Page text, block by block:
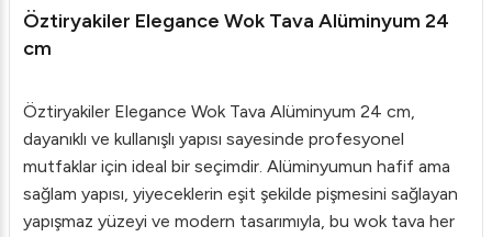
Öztiryakiler Elegance Wok Tava Alüminyum 24
cm
Öztiryakiler Elegance Wok Tava Alüminyum 24 cm,
dayanıklı ve kullanışlı yapısı sayesinde profesyonel
mutfaklar için ideal bir seçimdir. Alüminyumun hafif ama
sağlam yapısı, yiyeceklerin eşit şekilde pişmesini sağlayan
yapışmaz yüzeyi ve modern tasarımıyla, bu wok tava her